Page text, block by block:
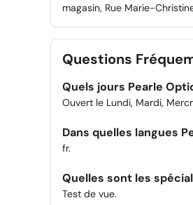
magasin, Rue Marie-
Questions
Quels jours Pearle
Ouvert le Lundi, Mardi,
Dans quelles langues
fr.
Quelles sont les
Test de vue.